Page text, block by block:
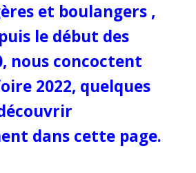
et boulangers ,
le début des
nous concoctent
2022, quelques
dans cette page.